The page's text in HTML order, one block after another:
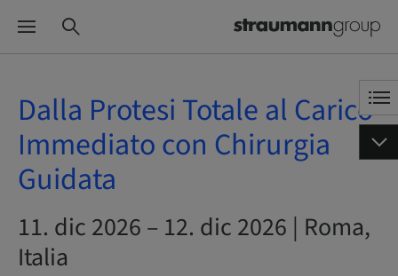
Dalla Protesi Totale al Carico
Immediato con Chirurgia
Guidata
11. dic 2026 – 12. dic 2026 | Roma,
Italia